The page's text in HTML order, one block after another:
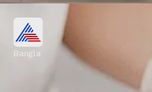
পার্লারের টাকা
ম্যাসাজের পর ফেস প্যাক
Bangla